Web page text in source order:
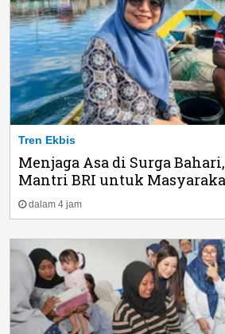
Tren Ekbis
Menjaga Asa di Surga
Mantri BRI untuk
dalam 4 jam